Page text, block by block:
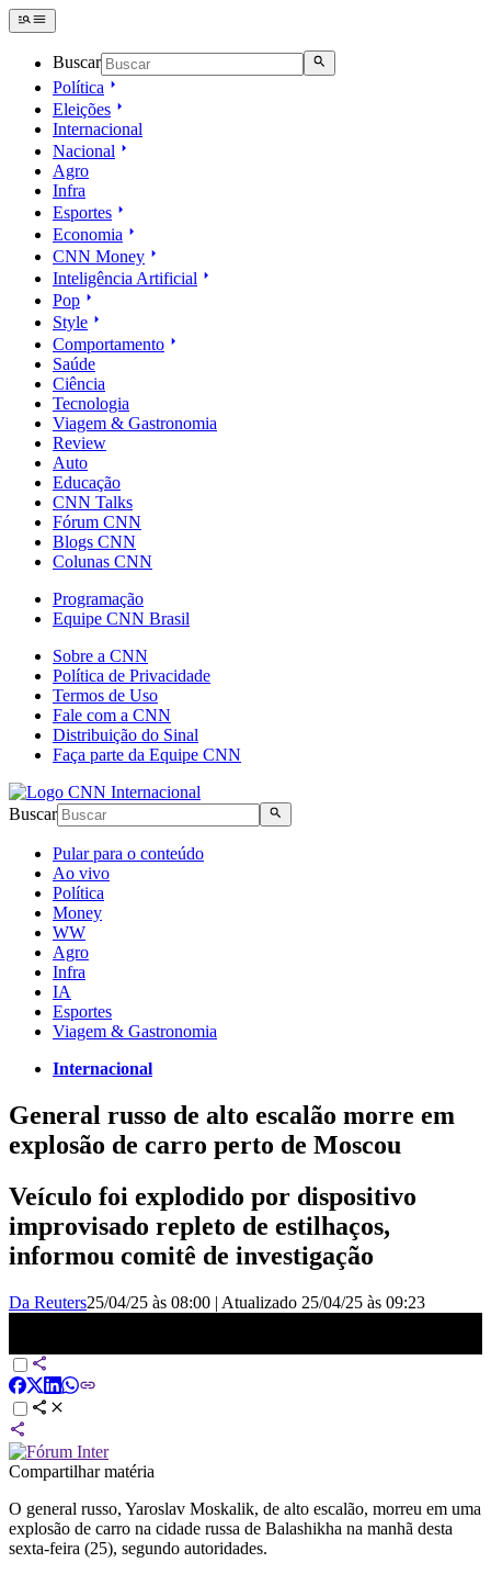
Buscar
Política
Eleições
Internacional
Nacional
Agro
Infra
Esportes
Economia
CNN Money
Inteligência Artificial
Pop
Style
Comportamento
Saúde
Ciência
Tecnologia
Viagem & Gastronomia
Review
Auto
Educação
CNN Talks
Fórum CNN
Blogs CNN
Colunas CNN
Programação
Equipe CNN Brasil
Sobre a CNN
Política de Privacidade
Termos de Uso
Fale com a CNN
Distribuição do Sinal
Faça parte da Equipe CNN
Buscar
Pular para o conteúdo
Ao vivo
Política
Money
WW
Agro
Infra
IA
Esportes
Viagem & Gastronomia
Internacional
General russo de alto escalão morre em
explosão de carro perto de Moscou
Veículo foi explodido por dispositivo
improvisado repleto de estilhaços,
informou comitê de investigação
Da Reuters25/04/25 às 08:00 | Atualizado 25/04/25 às 09:23
Compartilhar matéria
O general russo, Yaroslav Moskalik, de alto escalão, morreu em uma
explosão de carro na cidade russa de Balashikha na manhã desta
sexta-feira (25), segundo autoridades.